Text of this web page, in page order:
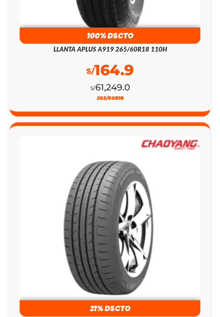
100% DSCTO
LLANTA APLUS A919 265/60R18 110H
S/61,249.0
S/164.9
265/60R18
21% DSCTO